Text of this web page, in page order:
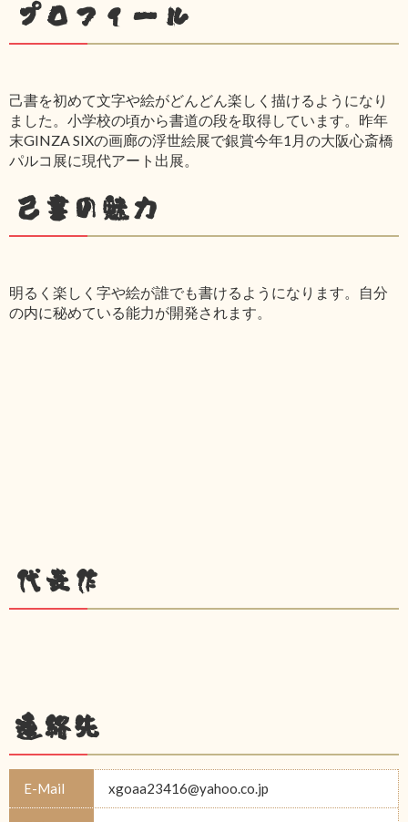
プロフィール
己書を初めて文字や絵がどんどん楽しく描けるようになり
ました。小学校の頃から書道の段を取得しています。昨年
末GINZA SIXの画廊の浮世絵展で銀賞今年1月の大阪心斎橋
パルコ展に現代アート出展。
己書の魅力
明るく楽しく字や絵が誰でも書けるようになります。自分
の内に秘めている能力が開発されます。
代表作
連絡先
E-Mail xgoaa23416@yahoo.co.jp